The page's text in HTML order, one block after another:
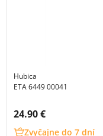
Hubica
ETA 6449 00041
Cena s DPH:
24.90 €
Zvyčajne do 7 dní